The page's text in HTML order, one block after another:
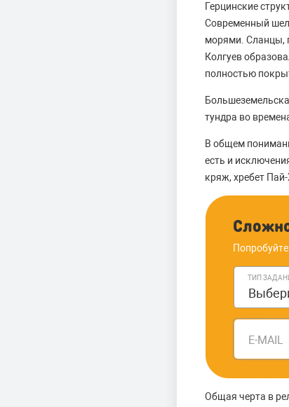
Герцинские
Современный
морями. Сланцы,
Колгуев
полностью
тундра во
В общем
есть и
кряж, хребет
ТИП
E-MAIL
Общая черта в